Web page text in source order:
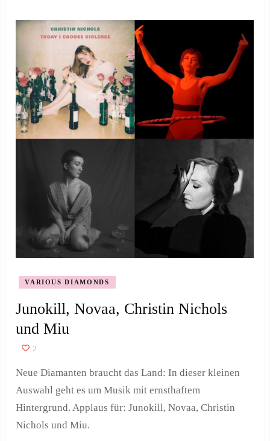
VARIOUS DIAMONDS
Junokill, Novaa, Christin Nichols
und Miu
2
Neue Diamanten braucht das Land: In dieser kleinen
Auswahl geht es um Musik mit ernsthaftem
Hintergrund. Applaus für: Junokill, Novaa, Christin
Nichols und Miu.